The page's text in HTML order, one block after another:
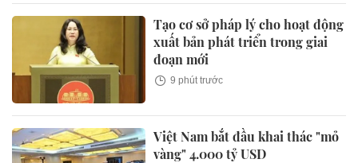
Tạo cơ sở pháp lý cho hoạt động
xuất bản phát triển trong giai
đoạn mới
9 phút trước
Việt Nam bắt đầu khai thác "mỏ
vàng" 4.000 tỷ USD